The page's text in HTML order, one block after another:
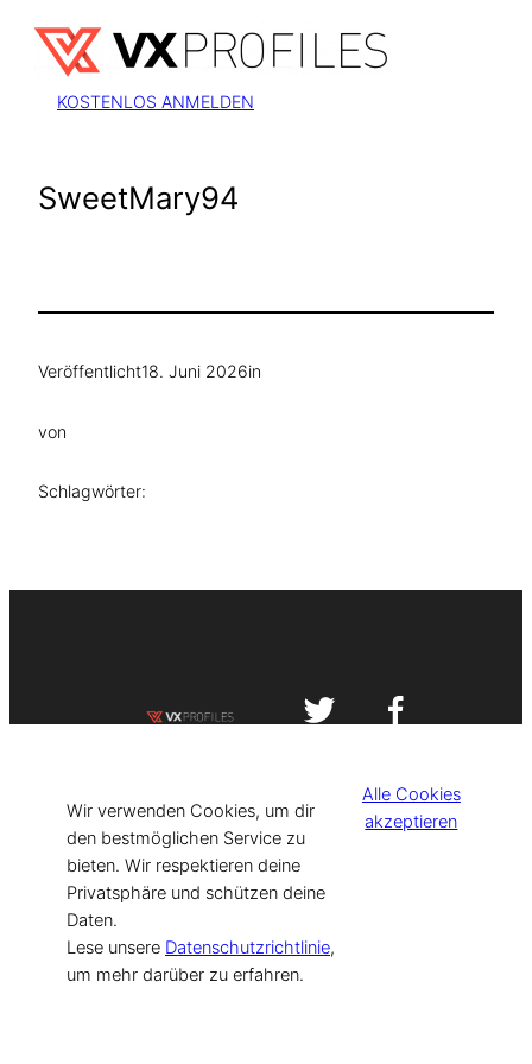
Inhalt
springen
KOSTENLOS ANMELDEN
SweetMary94
Veröffentlicht18. Juni 2026in
von
Schlagwörter:
[current_year] VISIT-X. Made with
for Models & Influencers!
Wir verwenden Cookies, um dir
den bestmöglichen Service zu
bieten. Wir respektieren deine
Privatsphäre und schützen deine
Daten.
Lese unsere Datenschutzrichtlinie,
um mehr darüber zu erfahren.
Alle Cookies
akzeptieren